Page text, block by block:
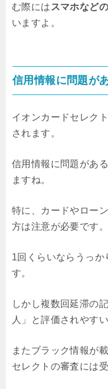
む際には スマホなど
いますよ。
信用情報に問題が
イオンカードセレク
されます。
信用情報に問題があ
ますね。
特に、カードやロー
方は注意が必要です。
1回くらいならうっ
す。
しかし複数回延滞の
人」と評価されやすい
またブラック情報が
セレクトの審査には